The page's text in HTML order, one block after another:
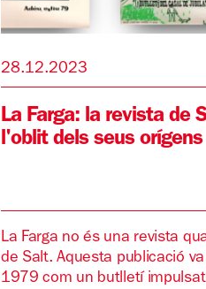
28.12.2023
La Farga: la revista de
l'oblit dels seus orígens
La Farga no és una revista
de Salt. Aquesta publicació
1979 com un butlletí